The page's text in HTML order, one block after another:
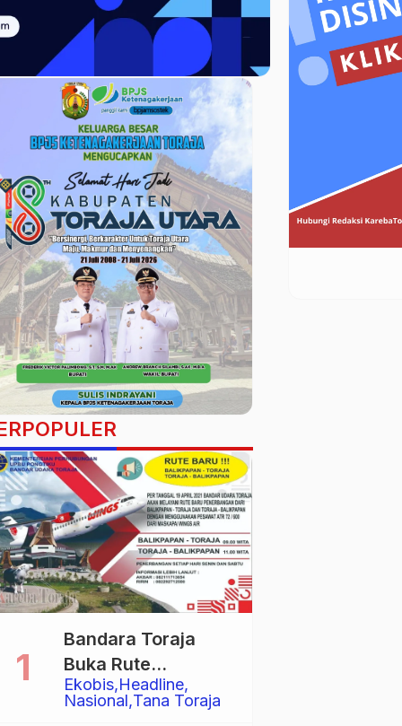
Ekobis Headline
Nasional Tana Toraja
Bandara Toraja
Buka Rute
Penerbangan
Langsung Toraja-